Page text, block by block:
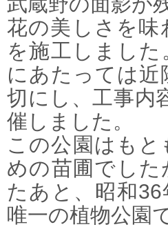
花の美しさを味
を施工しまし
にあたっては
切にし、工事内
催しました。
この公園はも
めの苗圃でし
たあと、昭和
唯一の植物公園